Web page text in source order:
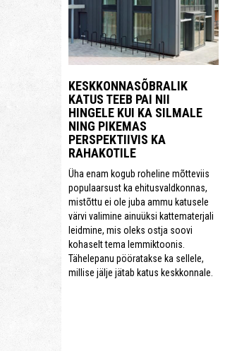
KESKKONNASÕBRALIK
KATUS TEEB PAI NII
HINGELE KUI KA SILMALE
NING PIKEMAS
PERSPEKTIIVIS KA
RAHAKOTILE
Üha enam kogub roheline mõtteviis
populaarsust ka ehitusvaldkonnas,
mistõttu ei ole juba ammu katusele
värvi valimine ainuüksi kattematerjali
leidmine, mis oleks ostja soovi
kohaselt tema lemmiktoonis.
Tähelepanu pööratakse ka sellele,
millise jälje jätab katus keskkonnale.